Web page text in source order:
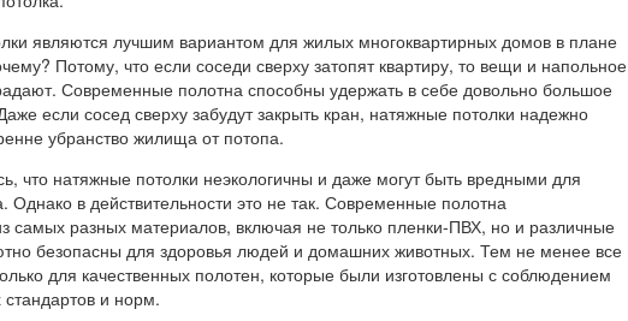
являются лучшим вариантом для жилых многоквартирных домов в плане
Потому, что если соседи сверху затопят квартиру, то вещи и напольное
Современные полотна способны удержать в себе довольно большое
если сосед сверху забудут закрыть кран, натяжные потолки надежно
убранство жилища от потопа.
что натяжные потолки неэкологичны и даже могут быть вредными для
Однако в действительности это не так. Современные полотна
самых разных материалов, включая не только пленки-ПВХ, но и различные
безопасны для здоровья людей и домашних животных. Тем не менее все
для качественных полотен, которые были изготовлены с соблюдением
и норм.